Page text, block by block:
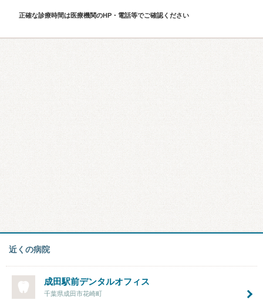
正確な診療時間は医療機関のHP・電話等でご確認ください
近くの病院
成田駅前デンタルオフィス
千葉県成田市花崎町